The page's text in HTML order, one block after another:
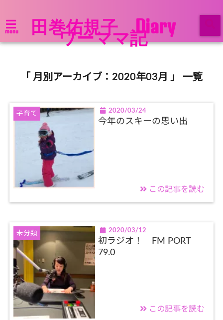
menu 田巻佑規子 Diary
ワーママ記
「 月別アーカイブ：2020年03月 」 一覧
子育て 2020/03/24
今年のスキーの思い出
この記事を読む
未分類 2020/03/12
初ラジオ！ FM PORT
79.0
この記事を読む